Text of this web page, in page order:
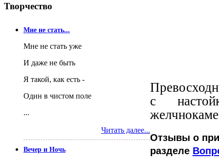
с
Отзывы о
разделе
Творчество
Мне не стать...
Мне не стать уже
И даже не быть
Я такой, как есть -
Один в чистом поле
...
Читать далее...
Вечер и Ночь